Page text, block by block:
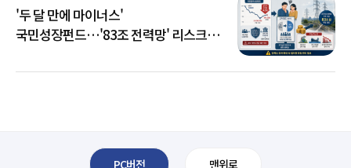
'두 달 만에 마이너스'
국민성장펀드…'83조 전력망' 리스크
PC버전 맨위로